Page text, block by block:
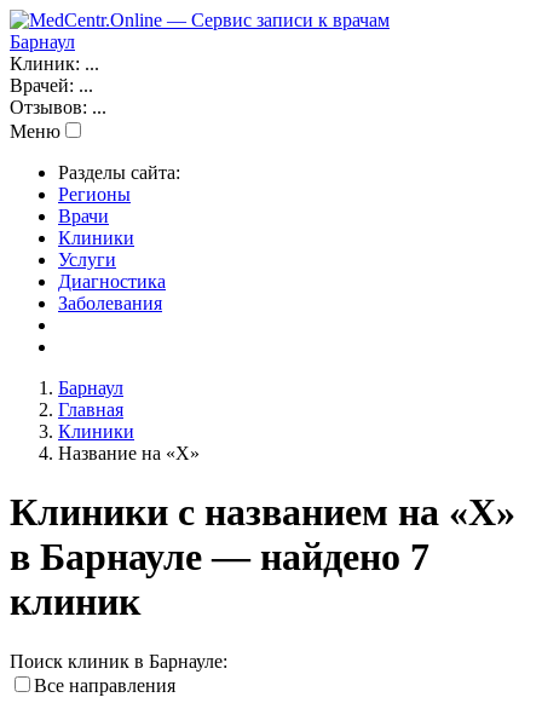
Барнаул
Клиник: ...
Врачей: ...
Отзывов: ...
Меню
Разделы сайта:
Регионы
Врачи
Клиники
Услуги
Диагностика
Заболевания
Барнаул
Главная
Клиники
Название на «Х»
Клиники с названием на «Х»
в Барнауле — найдено 7
клиник
Поиск клиник в Барнауле:
Все направления